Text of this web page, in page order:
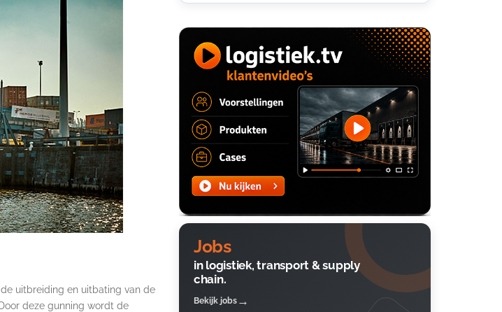
uitbreiding en uitbating van de
deze gunning wordt de
Jobs
in logistiek, transport & supply
chain.
Bekijk jobs